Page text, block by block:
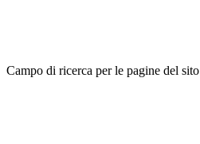
Campo di ricerca per le pagine del sito